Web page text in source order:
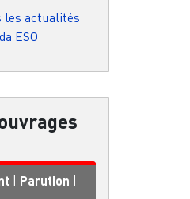
les actualités
ESO
| Parution |